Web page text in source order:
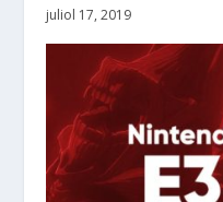
juliol 17, 2019